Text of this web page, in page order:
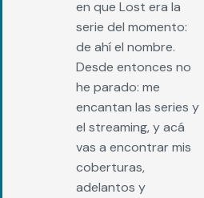
en que Lost era la
serie del momento:
de ahí el nombre.
Desde entonces no
he parado: me
encantan las series y
el streaming, y acá
vas a encontrar mis
coberturas,
adelantos y